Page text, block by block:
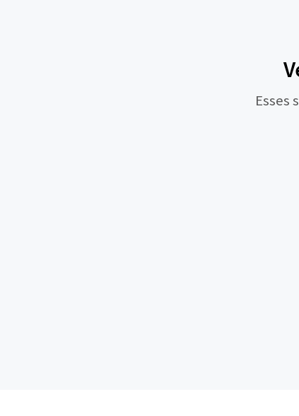
Esses